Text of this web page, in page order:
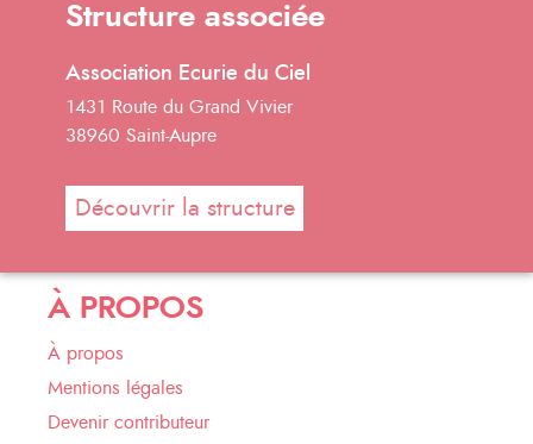
Structure associée
Association Ecurie du Ciel
1431 Route du Grand Vivier
38960 Saint-Aupre
Découvrir la structure
À PROPOS
À propos
Mentions légales
Devenir contributeur